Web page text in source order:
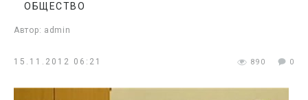
Автор: admin
ОБЩЕСТВО
15.11.2012 06:21 890 0